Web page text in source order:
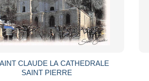
CLAUDE LA CATHEDRALE
SAINT PIERRE